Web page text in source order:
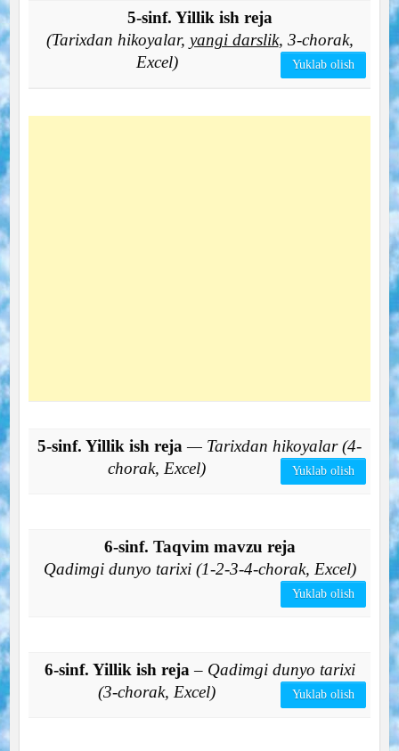
5-sinf. Yillik ish reja
(Tarixdan hikoyalar, yangi darslik, 3-chorak,
Excel)
Yuklab olish
5-sinf. Yillik ish reja — Tarixdan hikoyalar (4-
chorak, Excel)
Yuklab olish
6-sinf. Taqvim mavzu reja
Qadimgi dunyo tarixi (1-2-3-4-chorak, Excel)
Yuklab olish
6-sinf. Yillik ish reja – Qadimgi dunyo tarixi
(3-chorak, Excel)
Yuklab olish